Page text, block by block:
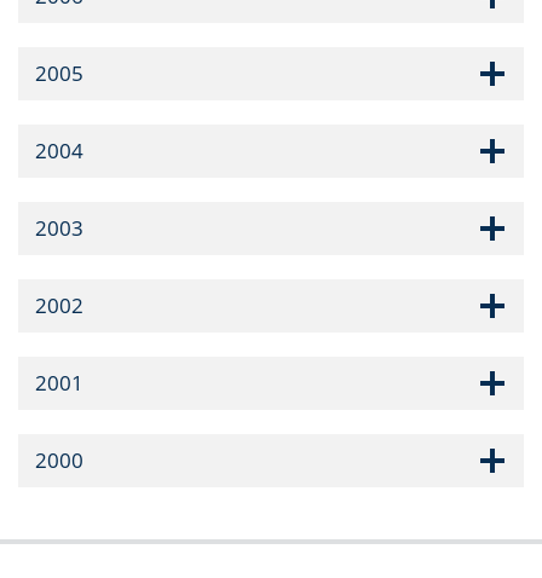
2005
2004
2003
2002
2001
2000